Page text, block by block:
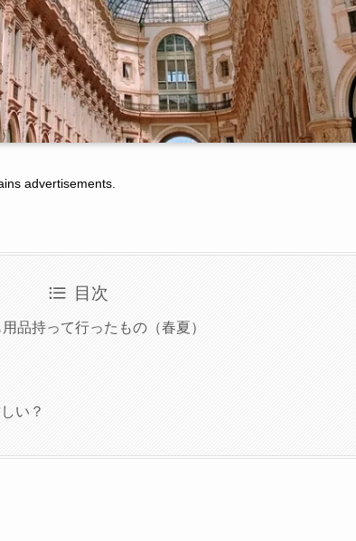
advertisements.
目次
品持って行ったもの（春夏）
い？